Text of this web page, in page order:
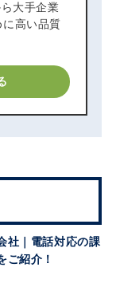
大手企業
高い品質
社｜電話対応の課
ご紹介！